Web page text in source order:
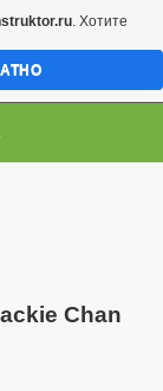
Chan
. Хотите